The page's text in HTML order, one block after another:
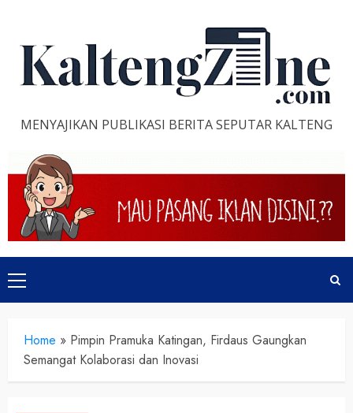
content
MENYAJIKAN PUBLIKASI BERITA SEPUTAR KALTENG
Primary
Menu
Home » Pimpin Pramuka Katingan, Firdaus Gaungkan
Semangat Kolaborasi dan Inovasi